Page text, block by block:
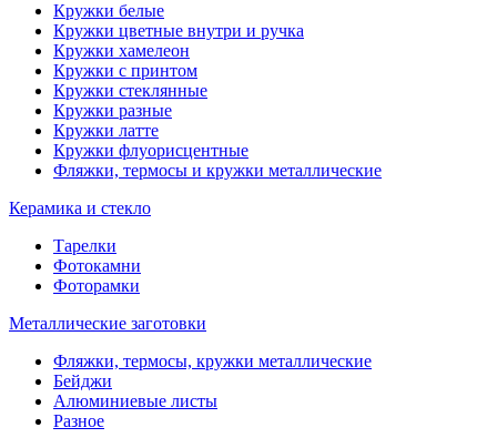
Кружки белые
Кружки цветные внутри и ручка
Кружки хамелеон
Кружки c принтом
Кружки стеклянные
Кружки разные
Кружки латте
Кружки флуорисцентные
Фляжки, термосы и кружки металлические
Керамика и стекло
Тарелки
Фотокамни
Фоторамки
Металлические заготовки
Фляжки, термосы, кружки металлические
Бейджи
Алюминиевые листы
Разное